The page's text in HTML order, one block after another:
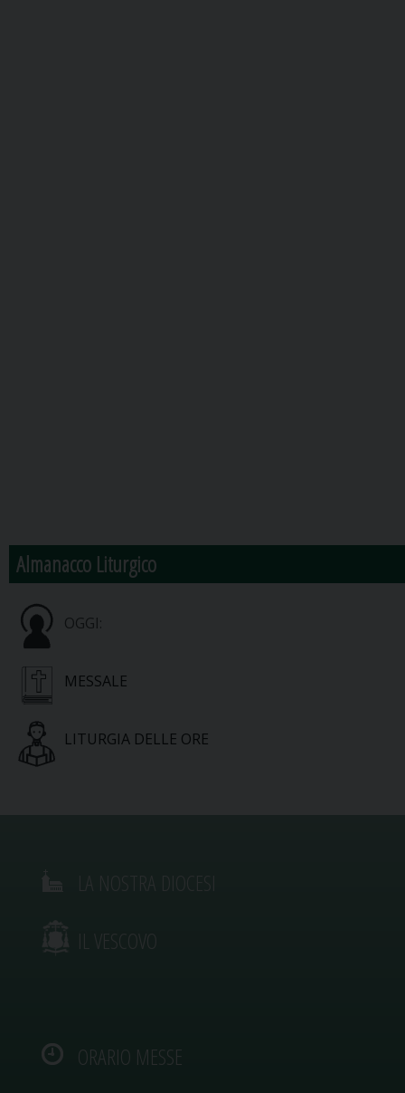
Almanacco Liturgico
OGGI:
MESSALE
LITURGIA DELLE ORE
IL VESCOVO
ORARIO MESSE